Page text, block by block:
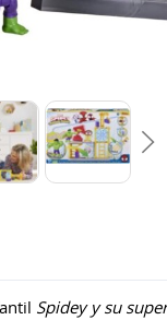
Spidey y su